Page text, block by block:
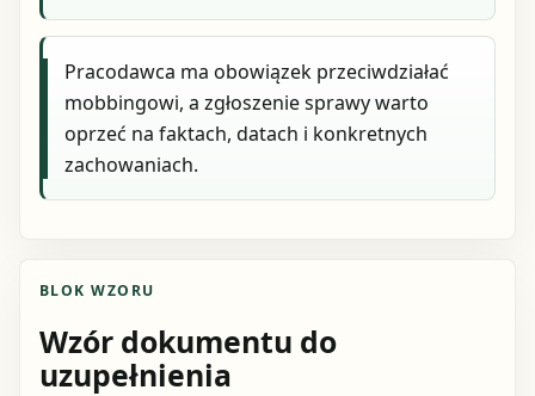
Pracodawca ma obowiązek przeciwdziałać
mobbingowi, a zgłoszenie sprawy warto
oprzeć na faktach, datach i konkretnych
zachowaniach.
BLOK WZORU
Wzór dokumentu do
uzupełnienia